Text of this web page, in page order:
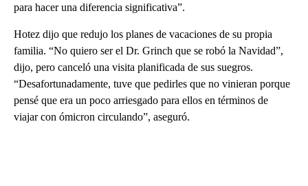
para hacer una diferencia significativa”.
Hotez dijo que redujo los planes de vacaciones de su propia
familia. “No quiero ser el Dr. Grinch que se robó la Navidad”,
dijo, pero canceló una visita planificada de sus suegros.
“Desafortunadamente, tuve que pedirles que no vinieran porque
pensé que era un poco arriesgado para ellos en términos de
viajar con ómicron circulando”, aseguró.